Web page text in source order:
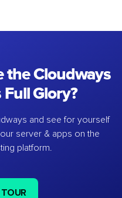
the Cloudways
Glory?
and see for yourself
server & apps on the
platform.